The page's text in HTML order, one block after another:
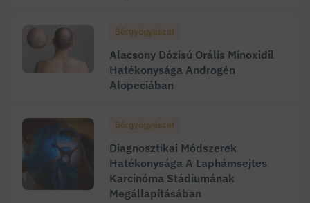
Bőrgyógyászat
Alacsony Dózisú Orális Minoxidil
Hatékonysága Androgén
Alopeciában
Bőrgyógyászat
Diagnosztikai Módszerek
Hatékonysága A Laphámsejtes
Karcinóma Stádiumának
Megállapításában